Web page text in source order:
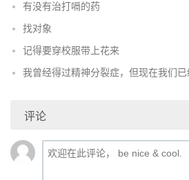
有没有治打嗝的药
找对象
记得要穿校服带上花来
我曾经得过精神分裂症，但现在我们已
评论